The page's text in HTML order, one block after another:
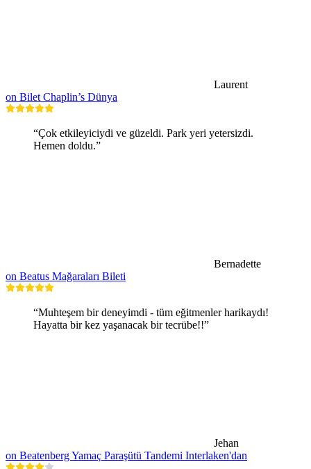
Laurent
on Bilet Chaplin’s Dünya
“Çok etkileyiciydi ve güzeldi. Park yeri yetersizdi.
Hemen doldu.”
Bernadette
on Beatus Mağaraları Bileti
“Muhteşem bir deneyimdi - tüm eğitmenler harikaydı!
Hayatta bir kez yaşanacak bir tecrübe!!”
Jehan
on Beatenberg Yamaç Paraşütü Tandemi Interlaken'dan